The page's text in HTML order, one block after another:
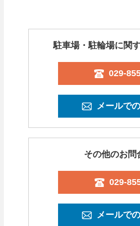
駐車場・駐輪場に関
029-
メールで
その他のお問
029-
メールで